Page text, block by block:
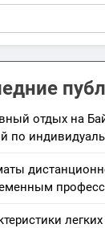
отдых на
по